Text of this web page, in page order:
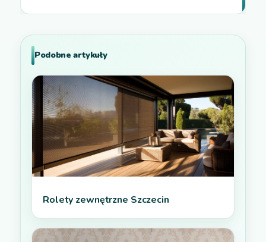
Podobne artykuły
Rolety zewnętrzne Szczecin